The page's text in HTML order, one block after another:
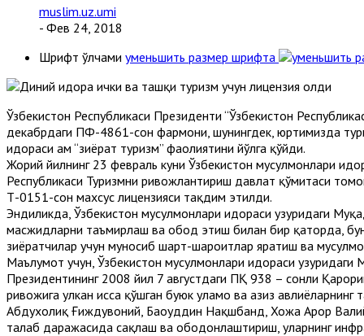
muslim.uz.umi
- Фев 24, 2018
Шрифт ўлчами уменьшить размер шрифта
Ўзбекистон Республикаси Президенти “Ўзбекистон
декабрдаги ПФ-4861-сон фармони, шунингдек, юртимизда
идораси ҳам “зиёрат туризм” фаолиятини йўлга қўйди.
Жорий йилнинг 23 февраль куни Ўзбекистон мусулмонлари
Республикаси Туризмни ривожлантириш давлат қўмитаси
Т-0151-сон махсус лицензияси тақдим этилди.
Эндиликда, Ўзбекистон мусулмонлари идораси ҳузуридаги
масжидларни таъмирлаш ва обод этиш билан бир қаторда,
зиёратчилар учун муносиб шарт-шароитлар яратиш ва
Маълумот учун, Ўзбекистон мусулмонлари идораси
Президентининг 2008 йил 7 августдаги ПҚ 938 – сонли
ривожига улкан ҳисса қўшган буюк уламо ва азиз
Абдухолиқ Ғиждувоний, Баҳоуддин Нақшбанд, Хожа Аҳрор
талаб даражасида сақлаш ва ободонлаштириш, уларнинг